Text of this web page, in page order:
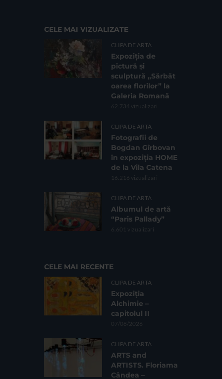
CELE MAI VIZUALIZATE
CLIPA DE ARTA
Expoziția de
pictură și
sculptură „Sărbăt
oarea florilor” la
Galeria Romană
62.734 vizualizari
CLIPA DE ARTA
Fotografii de
Bogdan Gîrbovan
în expoziția HOME
de la Vila Catena
16.216 vizualizari
CLIPA DE ARTA
Albumul de artă
“Paris Pallady”
6.601 vizualizari
CELE MAI RECENTE
CLIPA DE ARTA
Expoziția
Alchimie –
capitolul II
07/08/2026
CLIPA DE ARTA
ARTS and
ARTISTS. Floriama
Cândea –